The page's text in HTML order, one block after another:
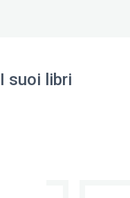
I suoi libri